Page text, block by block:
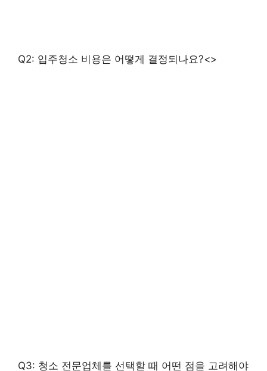
Q2: 입주청소 비용은 어떻게 결정되나요?<>
Q3: 청소 전문업체를 선택할 때 어떤 점을 고려해야